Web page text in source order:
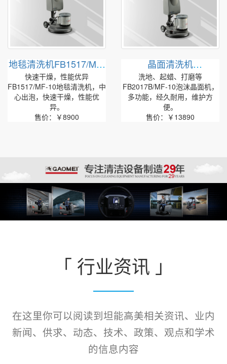
地毯清洗机FB1517/MF-
10
快速干燥，性能优异
FB1517/MF-10地毯清洗机，中
心出泡，快速干燥，性能优
异。
售价：￥8900
晶面清洗机
FB2017B/MF-10
洗地、起蜡、打磨等
FB2017B/MF-10泡沫晶面机，
多功能，经久耐用，维护方
便。
售价：￥13890
「 行业资讯 」
在这里你可以阅读到坦能高美相关资讯、业内
新闻、供求、动态、技术、政策、观点和学术
的信息内容